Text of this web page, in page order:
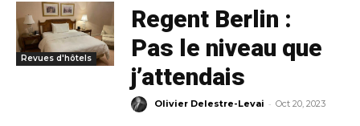
Revues d'hôtels
Regent Berlin :
Pas le niveau que
j’attendais
Olivier Delestre-Levai - Oct 20, 2023